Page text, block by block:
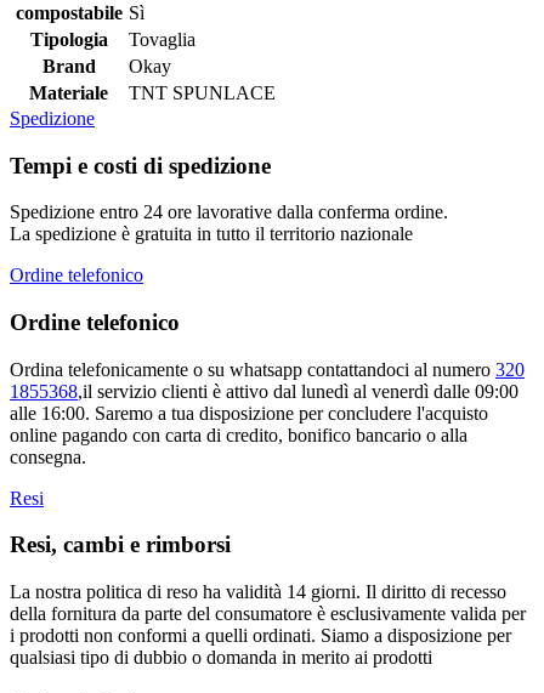
compostabile Sì
Tipologia
Tovaglia
Brand
Okay
Materiale
TNT SPUNLACE
Spedizione
Tempi e costi di spedizione
Spedizione entro 24 ore lavorative dalla conferma ordine.
La spedizione è gratuita in tutto il territorio nazionale
Ordine telefonico
Ordine telefonico
Ordina telefonicamente o su whatsapp contattandoci al numero 320
1855368,il servizio clienti è attivo dal lunedì al venerdì dalle 09:00
alle 16:00. Saremo a tua disposizione per concludere l'acquisto
online pagando con carta di credito, bonifico bancario o alla
consegna.
Resi
Resi, cambi e rimborsi
La nostra politica di reso ha validità 14 giorni. Il diritto di recesso
della fornitura da parte del consumatore è esclusivamente valida per
i prodotti non conformi a quelli ordinati. Siamo a disposizione per
qualsiasi tipo di dubbio o domanda in merito ai prodotti